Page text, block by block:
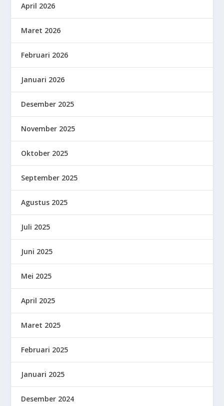
April 2026
Maret 2026
Februari 2026
Januari 2026
Desember 2025
November 2025
Oktober 2025
September 2025
Agustus 2025
Juli 2025
Juni 2025
Mei 2025
April 2025
Maret 2025
Februari 2025
Januari 2025
Desember 2024